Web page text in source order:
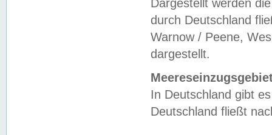
Dargestellt werden
durch Deutschland
Warnow / Peene,
dargestellt.
In Deutschland gibt
Deutschland fließt